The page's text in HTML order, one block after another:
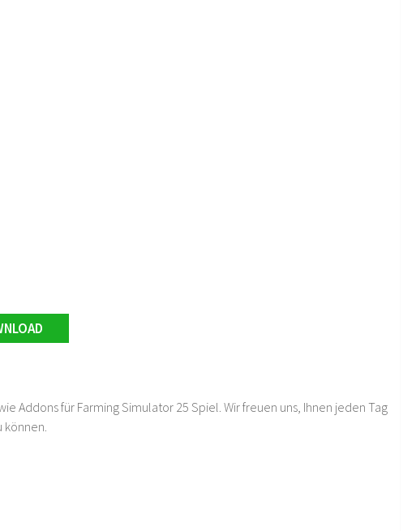
Addons für Farming Simulator 25 Spiel. Wir freuen uns, Ihnen jeden Tag
können.